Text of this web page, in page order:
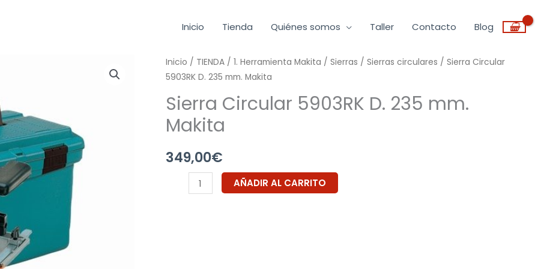
Inicio Tienda Quiénes somos Taller Contacto Blog
Inicio / TIENDA /1. Herramienta Makita /Sierras /Sierras circulares / Sierra Circular
5903RK D. 235 mm. Makita
Sierra Circular 5903RK D. 235 mm.
Makita
349,00€
Sierra
Circular
5903RK
D.
235
Makita
cantidad
AÑADIR AL CARRITO